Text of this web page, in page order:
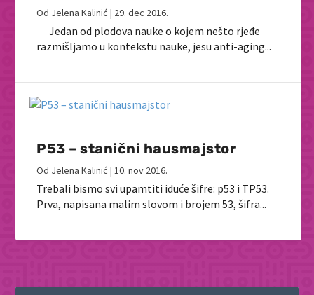
Od Jelena Kalinić | 29. dec 2016.
Jedan od plodova nauke o kojem nešto rjeđe
razmišljamo u kontekstu nauke, jesu anti-aging...
P53 – stanični hausmajstor
Od Jelena Kalinić |10. nov 2016.
Trebali bismo svi upamtiti iduće šifre: p53 i TP53.
Prva, napisana malim slovom i brojem 53, šifra...